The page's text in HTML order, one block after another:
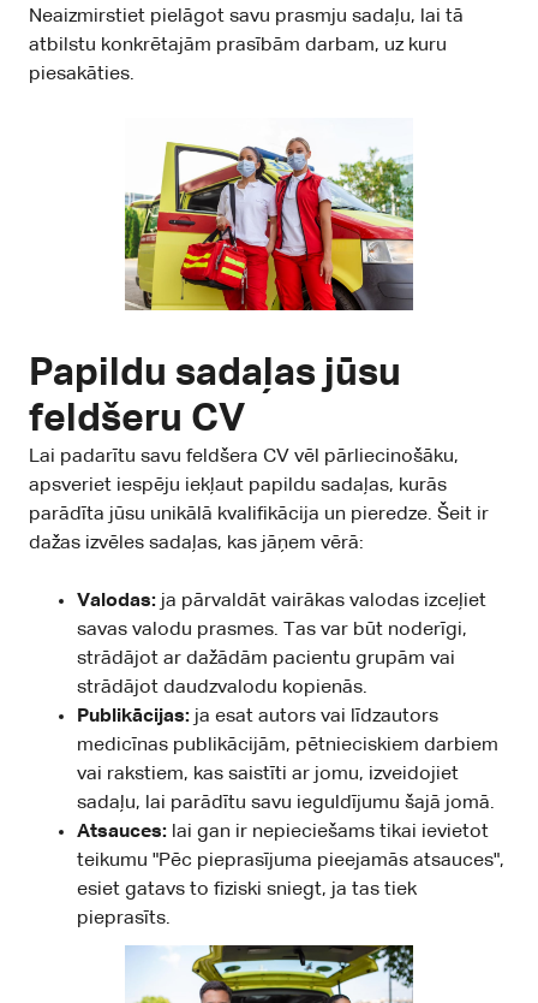
Neaizmirstiet pielāgot savu prasmju sadaļu, lai tā
atbilstu konkrētajām prasībām darbam, uz kuru
piesakāties.
Papildu sadaļas jūsu
feldšeru CV
Lai padarītu savu feldšera CV vēl pārliecinošāku,
apsveriet iespēju iekļaut papildu sadaļas, kurās
parādīta jūsu unikālā kvalifikācija un pieredze. Šeit ir
dažas izvēles sadaļas, kas jāņem vērā:
Valodas: ja pārvaldāt vairākas valodas izceļiet
savas valodu prasmes. Tas var būt noderīgi,
strādājot ar dažādām pacientu grupām vai
strādājot daudzvalodu kopienās.
Publikācijas: ja esat autors vai līdzautors
medicīnas publikācijām, pētnieciskiem darbiem
vai rakstiem, kas saistīti ar jomu, izveidojiet
sadaļu, lai parādītu savu ieguldījumu šajā jomā.
Atsauces: lai gan ir nepieciešams tikai ievietot
teikumu "Pēc pieprasījuma pieejamās atsauces",
esiet gatavs to fiziski sniegt, ja tas tiek
pieprasīts.